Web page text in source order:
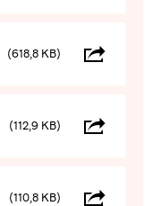
(618,8 KB)
(112,9 KB)
(110,8 KB)